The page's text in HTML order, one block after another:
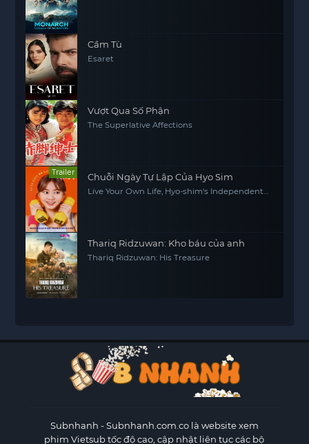
Cầm Tù
Esaret
Vượt Qua Số Phận
The Superlative Affections
Trailer Chuỗi Ngày Tự Lập Của Hyo Sim
Live Your Own Life, Hyo-shim's Independent
Thariq Ridzuwan: Kho báu của anh
Thariq Ridzuwan: His Treasure
Subnhanh - Subnhanh.com.co là website xem
phim Vietsub tốc độ cao, cập nhật liên tục các bộ